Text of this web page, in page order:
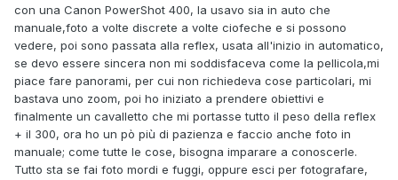
con una Canon PowerShot 400, la usavo sia in auto che
manuale,foto a volte discrete a volte ciofeche e si possono
vedere, poi sono passata alla reflex, usata all'inizio in automatico,
se devo essere sincera non mi soddisfaceva come la pellicola,mi
piace fare panorami, per cui non richiedeva cose particolari, mi
bastava uno zoom, poi ho iniziato a prendere obiettivi e
finalmente un cavalletto che mi portasse tutto il peso della reflex
+ il 300, ora ho un pò più di pazienza e faccio anche foto in
manuale; come tutte le cose, bisogna imparare a conoscerle.
Tutto sta se fai foto mordi e fuggi, oppure esci per fotografare,